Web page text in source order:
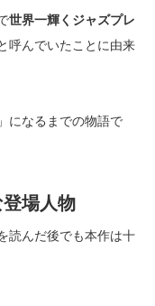
世界一輝くジャズプレ
呼んでいたことに由来
になるまでの物語で
場人物
読んだ後でも本作は十